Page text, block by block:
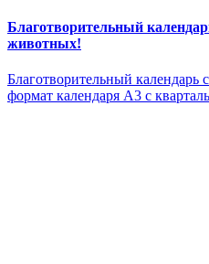
Благотворительный
животных!
Благотворительный календарь
формат календаря А3 с